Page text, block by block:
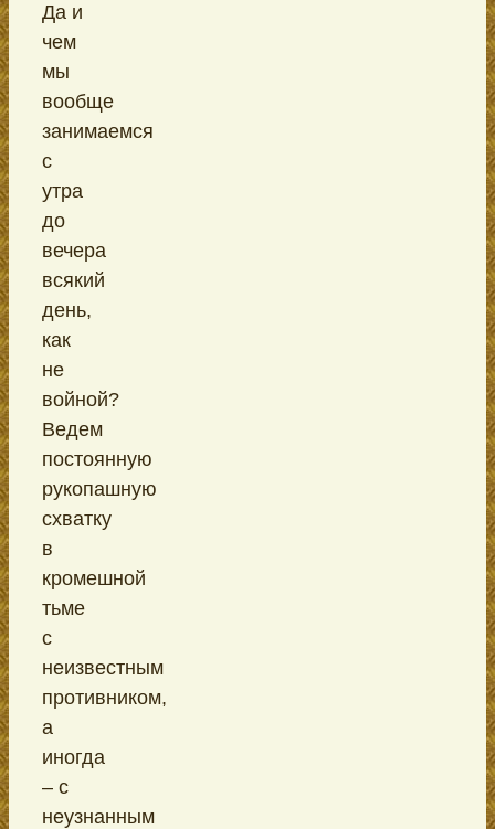
Да и
чем
мы
вообще
занимаемся
с
утра
до
вечера
всякий
день,
как
не
войной?
Ведем
постоянную
рукопашную
схватку
в
кромешной
тьме
с
неизвестным
противником,
а
иногда
– с
неузнанным